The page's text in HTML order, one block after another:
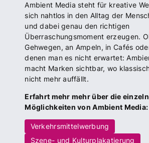
Ambient Media steht für kreative
sich nahtlos in den Alltag der
und dabei genau den richtigen
Überraschungsmoment erzeugen.
Gehwegen, an Ampeln, in Cafés
denen man es nicht erwartet:
macht Marken sichtbar, wo
nicht mehr auffällt.
Erfahrt mehr mehr über die
Möglichkeiten von Ambient Media:
Verkehrsmittelwerbung
Szene- und Kulturplakatierung